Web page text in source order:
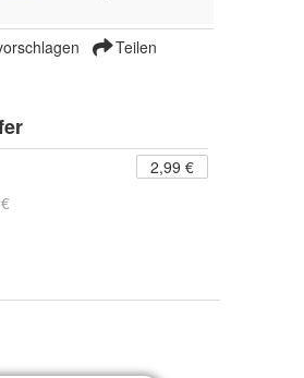
Teilen
2,99 €